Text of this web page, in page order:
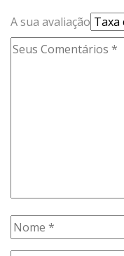
A sua avaliação